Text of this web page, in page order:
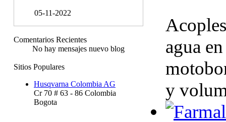
05-11-2022
Comentarios Recientes
No hay mensajes nuevo blog
Sitios Populares
Husqvarna Colombia AG
Cr 70 # 63 - 86 Colombia
Bogota
agua
y